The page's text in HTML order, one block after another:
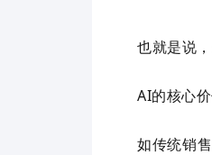
也就是说，
AI的核心
如传统销售